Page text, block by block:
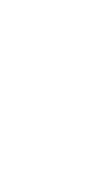
thu nhập lâu dài